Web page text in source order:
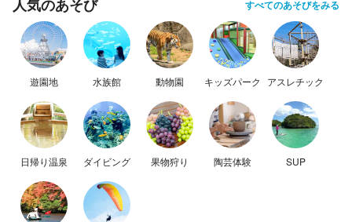
人気のあそび すべてのあそびをみる
遊園地 水族館 動物園 キッズパーク アスレチック
日帰り温泉 ダイビング 果物狩り 陶芸体験 SUP